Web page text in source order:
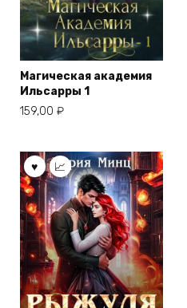
Магическая академия
Ильсарры 1
159,00 ₽